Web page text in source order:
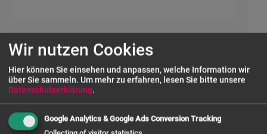
UNSERE SERVICES
FRAGE ZUM PRODUKT
Wir nutzen Cookies
Hier können Sie einsehen und anpassen, welche Information wir
über Sie sammeln. Um mehr zu erfahren, lesen Sie bitte unsere
Datenschutzerklärung.
Google Analytics & Google Ads Conversion Tracking